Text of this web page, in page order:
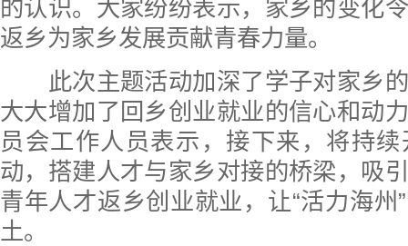
的认识。大家纷纷表示，家乡的变化
返乡为家乡发展贡献青春力量。
此次主题活动加深了学子对家乡的
大大增加了回乡创业就业的信心和动
员会工作人员表示，接下来，将持
动，搭建人才与家乡对接的桥梁，吸
青年人才返乡创业就业，让“活力海州
土。